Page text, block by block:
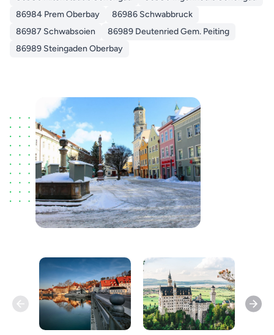
86984 Prem Oberbay
86986 Schwabbruck
86987 Schwabsoien
86989 Deutenried Gem. Peiting
86989 Steingaden Oberbay